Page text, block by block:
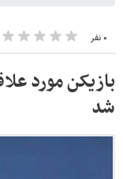
۰ نفر
بازیکن مورد
شد